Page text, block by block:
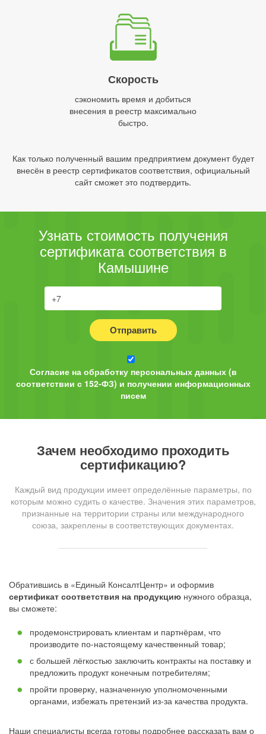
Скорость
сэкономить время и добиться
внесения в реестр максимально
быстро.
Как только полученный вашим предприятием документ будет
внесён в реестр сертификатов соответствия, официальный
сайт сможет это подтвердить.
Узнать стоимость получения
сертификата соответствия в
Камышине
Отправить
Согласие на обработку персональных данных (в
соответствии с 152-ФЗ) и получении информационных
писем
Зачем необходимо проходить
сертификацию?
Каждый вид продукции имеет определённые параметры, по
которым можно судить о качестве. Значения этих параметров,
признанные на территории страны или международного
союза, закреплены в соответствующих документах.
Обратившись в «Единый КонсалтЦентр» и оформив
сертификат соответствия на продукцию нужного образца,
вы сможете:
продемонстрировать клиентам и партнёрам, что
производите по-настоящему качественный товар;
с большей лёгкостью заключить контракты на поставку и
предложить продукт конечным потребителям;
пройти проверку, назначенную уполномоченными
органами, избежать претензий из-за качества продукта.
Наши специалисты всегда готовы подробнее рассказать вам о